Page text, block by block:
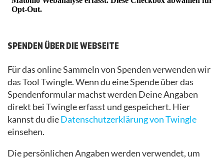
SPENDEN ÜBER DIE WEBSEITE
Für das online Sammeln von Spenden verwenden wir
das Tool Twingle. Wenn du eine Spende über das
Spendenformular machst werden Deine Angaben
direkt bei Twingle erfasst und gespeichert. Hier
kannst du dieDatenschutzerklärung von Twingle
einsehen.
Die persönlichen Angaben werden verwendet, um